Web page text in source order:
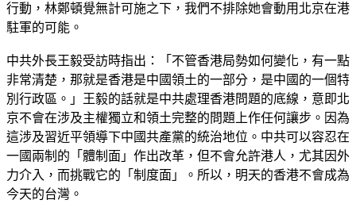
行動，林鄭頓覺無計可施之下，我們不排除她會動用北京在港
駐軍的可能。
中共外長王毅受訪時指出：「不管香港局勢如何變化，有一點
非常清楚，那就是香港是中國領土的一部分，是中國的一個特
別行政區。」王毅的話就是中共處理香港問題的底線，意即北
京不會在涉及主權獨立和領土完整的問題上作任何讓步。因為
這涉及習近平領導下中國共產黨的統治地位。中共可以容忍在
一國兩制的「體制面」作出改革，但不會允許港人，尤其因外
力介入，而挑戰它的「制度面」。所以，明天的香港不會成為
今天的台灣。